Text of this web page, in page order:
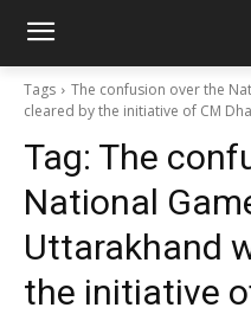
Tags
The confusion over the
cleared by the initiative of CM
Tag: The
National
Uttarakhand
the initiative